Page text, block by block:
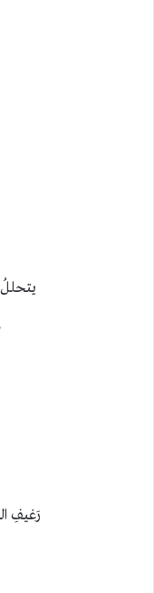
رَغيفِ